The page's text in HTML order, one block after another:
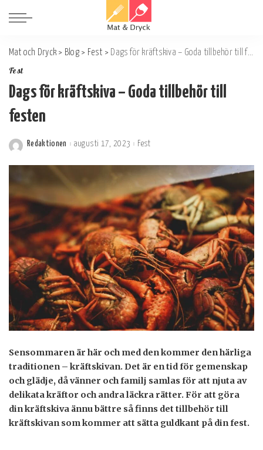
Mat och Dryck > Blog> Fest > Dags för kräftskiva – Goda tillbehör till festen
Fest
Dags för kräftskiva – Goda tillbehör till
festen
Postat
Redaktionen augusti 17, 2023 Fest
Sensommaren är här och med den kommer den härliga
traditionen – kräftskivan. Det är en tid för gemenskap
och glädje, då vänner och familj samlas för att njuta av
delikata kräftor och andra läckra rätter. För att göra
din kräftskiva ännu bättre så finns det tillbehör till
kräftskivan som kommer att sätta guldkant på din fest.